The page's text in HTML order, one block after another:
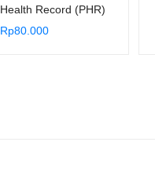
Health Record (PHR)
Terintegrasi dan
Berbasis Mobile di
Rp80.000